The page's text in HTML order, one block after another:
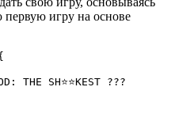
первую игру на основе
THE SH⭐⭐KEST ???